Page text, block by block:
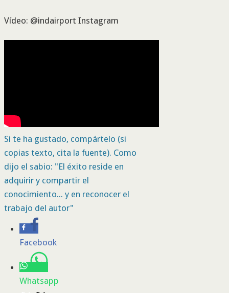
Vídeo: @indairport Instagram
Si te ha gustado, compártelo (si
copias texto, cita la fuente). Como
dijo el sabio: "El éxito reside en
adquirir y compartir el
conocimiento... y en reconocer el
trabajo del autor"
Facebook
Whatsapp